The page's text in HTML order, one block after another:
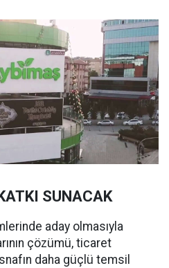
SUNACAK
aday olmasıyla
çözümü, ticaret
daha güçlü temsil